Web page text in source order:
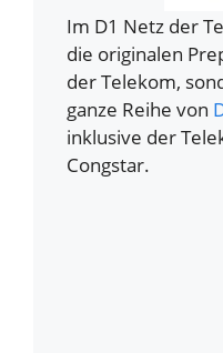
Im D1 Netz der
die originalen
der Telekom,
ganze Reihe von
inklusive der
Congstar.